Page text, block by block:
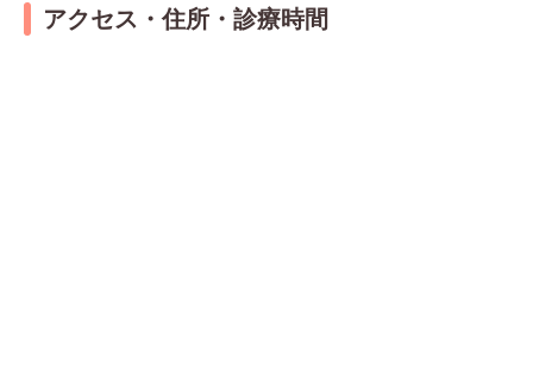
アクセス・住所・診療時間